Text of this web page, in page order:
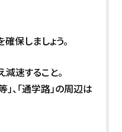
保しましょう。
速すること。
」、「通学路」の周辺は